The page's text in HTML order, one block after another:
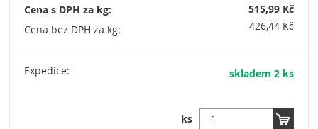
Cena s DPH za kg:
Cena bez DPH za kg:
515,99 Kč
426,44 Kč
Expedice: skladem 2 ks
ks